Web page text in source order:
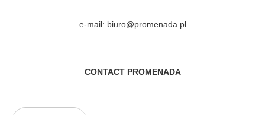
e-mail: biuro@promenada.pl
CONTACT PROMENADA